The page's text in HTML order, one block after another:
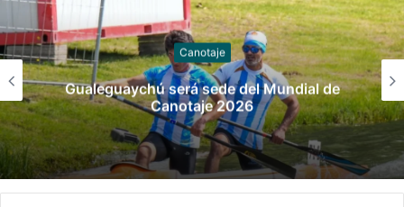
Canotaje
Bautista Yunes clasificado a la Copa
Binacional